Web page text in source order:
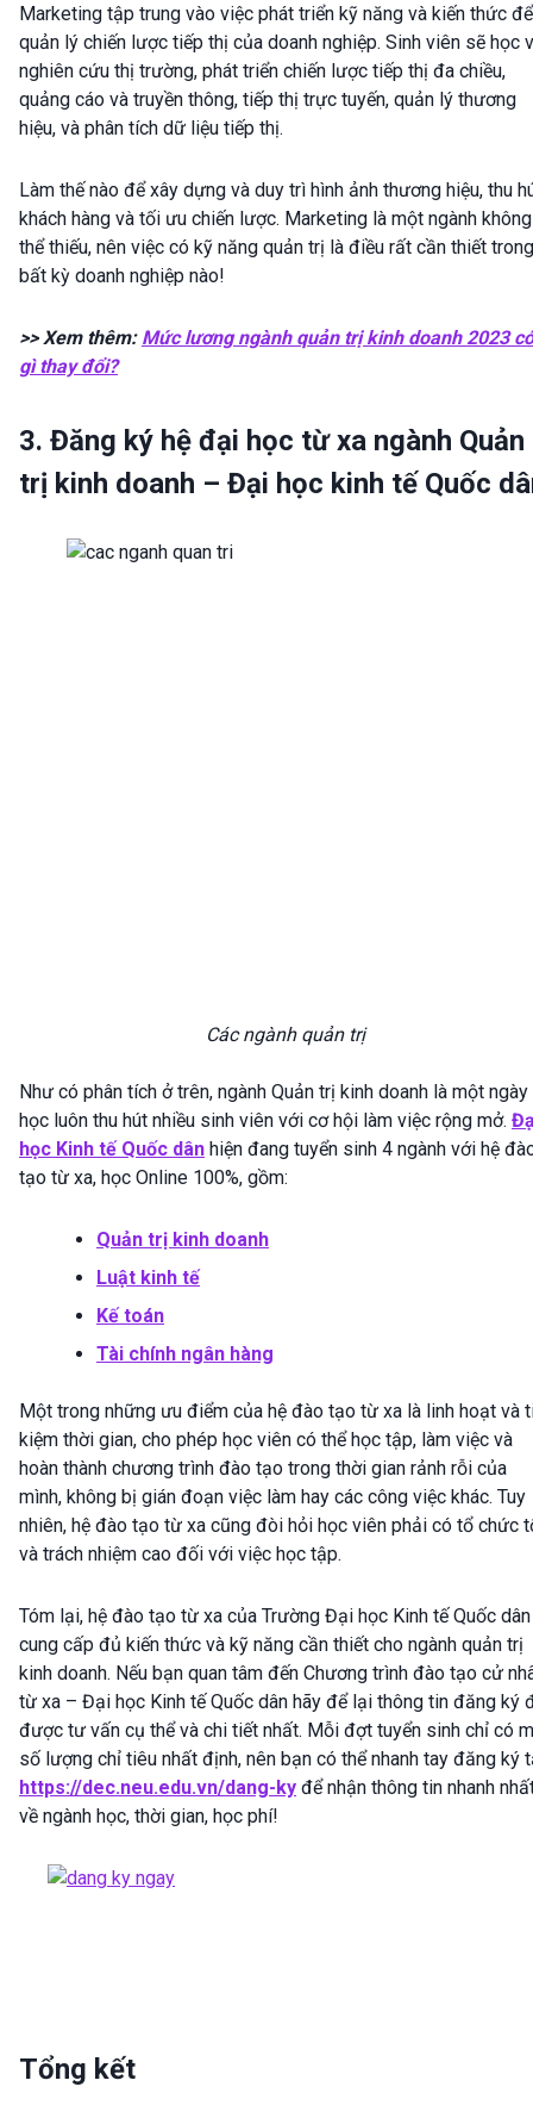
Marketing tập trung vào việc phát triển kỹ năng và kiến thức để
quản lý chiến lược tiếp thị của doanh nghiệp. Sinh viên sẽ học
nghiên cứu thị trường, phát triển chiến lược tiếp thị đa chiều,
quảng cáo và truyền thông, tiếp thị trực tuyến, quản lý thương
hiệu, và phân tích dữ liệu tiếp thị.
Làm thế nào để xây dựng và duy trì hình ảnh thương hiệu, thu
khách hàng và tối ưu chiến lược. Marketing là một ngành không
thể thiếu, nên việc có kỹ năng quản trị là điều rất cần thiết trong
bất kỳ doanh nghiệp nào!
>> Xem thêm: Mức lương ngành quản trị kinh doanh 2023 có
gì thay đổi?
3. Đăng ký hệ đại học từ xa ngành Quản
trị kinh doanh – Đại học kinh tế Quốc
Các ngành quản trị
Như có phân tích ở trên, ngành Quản trị kinh doanh là một ngày
học luôn thu hút nhiều sinh viên với cơ hội làm việc rộng mở.
học Kinh tế Quốc dân hiện đang tuyển sinh 4 ngành với hệ
tạo từ xa, học Online 100%, gồm:
Quản trị kinh doanh
Luật kinh tế
Kế toán
Tài chính ngân hàng
Một trong những ưu điểm của hệ đào tạo từ xa là linh hoạt và
kiệm thời gian, cho phép học viên có thể học tập, làm việc và
hoàn thành chương trình đào tạo trong thời gian rảnh rỗi của
mình, không bị gián đoạn việc làm hay các công việc khác. Tuy
nhiên, hệ đào tạo từ xa cũng đòi hỏi học viên phải có tổ chức
và trách nhiệm cao đối với việc học tập.
Tóm lại, hệ đào tạo từ xa của Trường Đại học Kinh tế Quốc dân
cung cấp đủ kiến thức và kỹ năng cần thiết cho ngành quản trị
kinh doanh. Nếu bạn quan tâm đến Chương trình đào tạo cử
từ xa – Đại học Kinh tế Quốc dân hãy để lại thông tin đăng ký
được tư vấn cụ thể và chi tiết nhất. Mỗi đợt tuyển sinh chỉ có
số lượng chỉ tiêu nhất định, nên bạn có thể nhanh tay đăng ký
https://dec.neu.edu.vn/dang-ky để nhận thông tin nhanh
về ngành học, thời gian, học phí!
Tổng kết